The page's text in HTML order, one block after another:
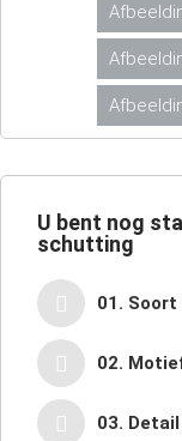
U bent nog
schutting
01.
02.
03.